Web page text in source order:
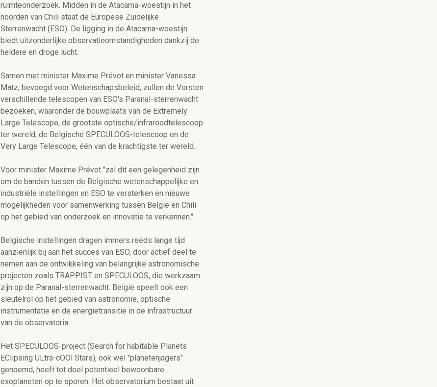
ruimteonderzoek. Midden in de Atacama-woestijn in het
noorden van Chili staat de Europese Zuidelijke
Sterrenwacht (ESO). De ligging in de Atacama-woestijn
biedt uitzonderlijke observatieomstandigheden dankzij de
heldere en droge lucht.
Samen met minister Maxime Prévot en minister Vanessa
Matz, bevoegd voor Wetenschapsbeleid, zullen de Vorsten
verschillende telescopen van ESO's Paranal-sterrenwacht
bezoeken, waaronder de bouwplaats van de Extremely
Large Telescope, de grootste optische/infraroodtelescoop
ter wereld, de Belgische SPECULOOS-telescoop en de
Very Large Telescope, één van de krachtigste ter wereld.
Voor minister Maxime Prévot "zal dit een gelegenheid zijn
om de banden tussen de Belgische wetenschappelijke en
industriële instellingen en ESO te versterken en nieuwe
mogelijkheden voor samenwerking tussen België en Chili
op het gebied van onderzoek en innovatie te verkennen."
Belgische instellingen dragen immers reeds lange tijd
aanzienlijk bij aan het succes van ESO, door actief deel te
nemen aan de ontwikkeling van belangrijke astronomische
projecten zoals TRAPPIST en SPECULOOS, die werkzaam
zijn op de Paranal-sterrenwacht. België speelt ook een
sleutelrol op het gebied van astronomie, optische
instrumentatie en de energietransitie in de infrastructuur
van de observatoria.
Het SPECULOOS-project (Search for habitable Planets
EClipsing ULtra-cOOl Stars), ook wel "planetenjagers"
genoemd, heeft tot doel potentieel bewoonbare
exoplaneten op te sporen. Het observatorium bestaat uit